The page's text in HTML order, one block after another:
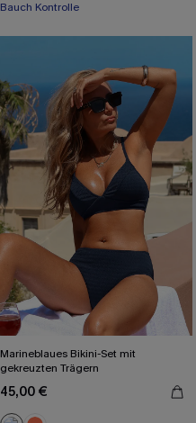
Bauch Kontrolle
Marineblaues Bikini-Set mit
gekreuzten Trägern
45,00 €